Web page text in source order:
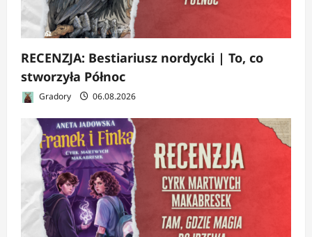
RECENZJA: Bestiariusz nordycki | To, co
stworzyła Północ
Gradory 06.08.2026